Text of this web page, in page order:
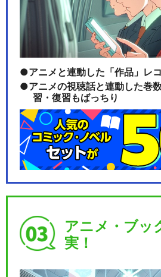
アニメと連動した「作品」レ
アニメの視聴話と連動した巻
習・復習もばっちり
アニメ・ブッ
実！